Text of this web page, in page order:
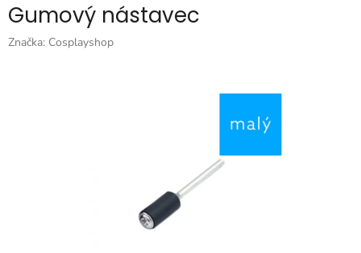
Gumový nástavec
Značka: Cosplayshop